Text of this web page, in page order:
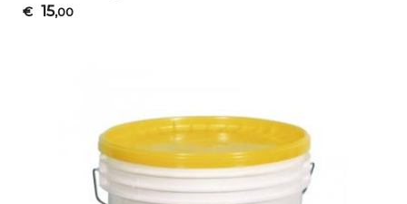
€ 15,00